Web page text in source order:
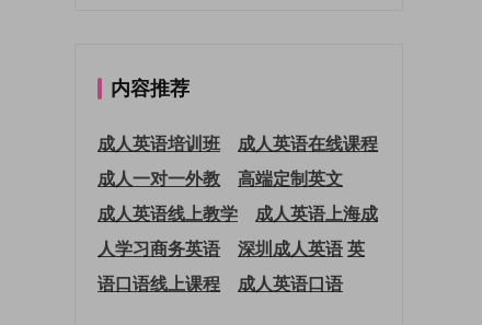
内容推荐
成人英语培训班
成人英语在线课程
成人一对一外教
高端定制英文
成人英语线上教学
成人英语上海成
人学习商务英语
深圳成人英语英
语口语线上课程
成人英语口语